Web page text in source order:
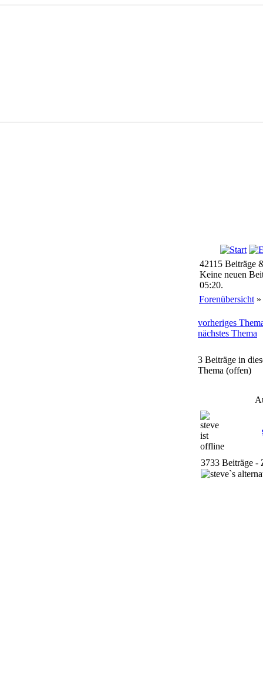
42115 Beiträge
Keine neuen
05:20.
Forenübersicht »
vorheriges
nächstes Thema
3 Beiträge in
Thema (offen)
3733 Beiträge -